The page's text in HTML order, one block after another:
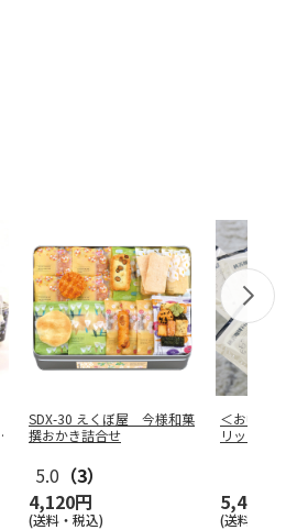
SDX-30 えくぼ屋 今様和菓
撰おかき詰合せ
5.0 （3）
4,120円
(送料・税込)
＜お中元＞
リップトッ
5,400円
(送料・税込)